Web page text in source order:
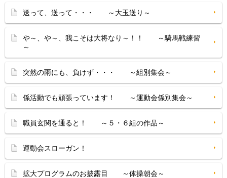
送って、送って・・・ ～大玉送り～
や～、や～、我こそは大将なり～！！ ～騎馬戦練習
～
突然の雨にも、負けず・・・ ～組別集会～
係活動でも頑張っています！ ～運動会係別集会～
職員玄関を通ると！ ～５・６組の作品～
運動会スローガン！
拡大プログラムのお披露目 ～体操朝会～